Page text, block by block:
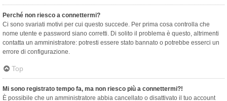
Perché non riesco a connettermi?
Ci sono svariati motivi per cui questo succede. Per prima cosa controlla che
nome utente e password siano corretti. Di solito il problema è questo, altrimenti
contatta un amministratore: potresti essere stato bannato o potrebbe esserci un
errore di configurazione.
Top
Mi sono registrato tempo fa, ma non riesco più a connettermi?!
È possibile che un amministratore abbia cancellato o disattivato il tuo account